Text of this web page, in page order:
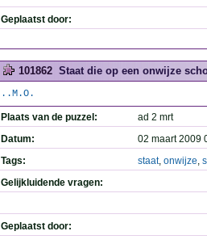
Geplaatst door:
101862 Staat die op een onwijze
..M.O.
Plaats van de puzzel:
ad 2 mrt
Datum:
02 maart 2009
Tags:
staat, onwijze,
Gelijkluidende vragen:
Geplaatst door: